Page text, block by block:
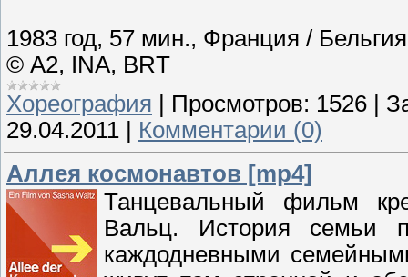
1983 год, 57 мин., Франция / Бельгия
© A2, INA, BRT
Хореография
Просмотров: 1526
29.04.2011
Комментарии (0)
Аллея космонавтов [mp4]
Танцевальный фильм
Вальц. История семьи
каждодневными